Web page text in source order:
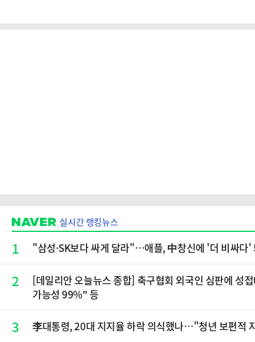
실시간 랭킹뉴스
1 "삼성·SK보다 싸게 달라"…애플, 中창신에 '더 비싸다'
2
[데일리안 오늘뉴스 종합] 축구협회 외국인 심판에 성
가능성 99%" 등
3 李대통령, 20대 지지율 하락 의식했나…"청년 보편적